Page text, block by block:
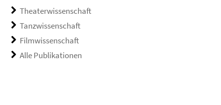
Theaterwissenschaft
Tanzwissenschaft
Filmwissenschaft
Alle Publikationen